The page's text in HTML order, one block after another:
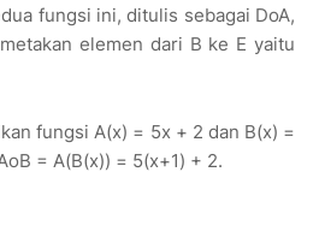
fungsi ini, ditulis sebagai DoA,
elemen dari B ke E yaitu
fungsi A(x) = 5x + 2 dan B(x) =
= A(B(x)) = 5(x+1) + 2.